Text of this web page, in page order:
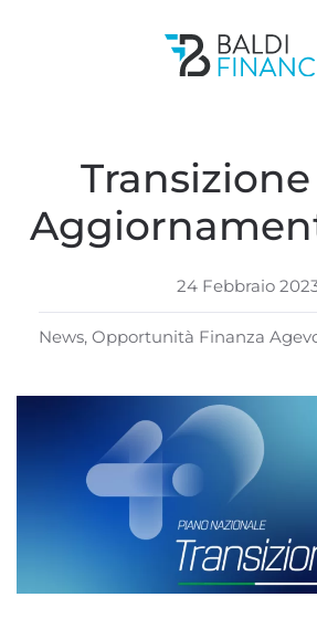
Passa al contenuto principale
24 Febbraio
News, Opportunità Finanza